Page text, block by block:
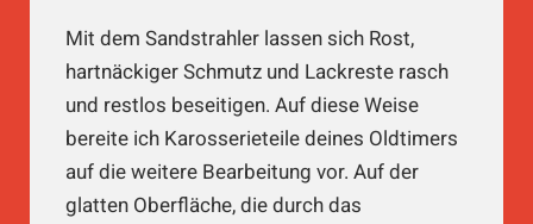
Mit dem Sandstrahler lassen sich Rost,
hartnäckiger Schmutz und Lackreste rasch
und restlos beseitigen. Auf diese Weise
bereite ich Karosserieteile deines Oldtimers
auf die weitere Bearbeitung vor. Auf der
glatten Oberfläche, die durch das